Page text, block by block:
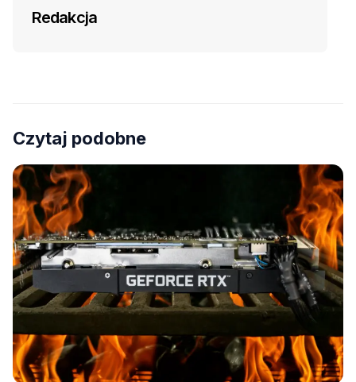
Redakcja
Czytaj podobne